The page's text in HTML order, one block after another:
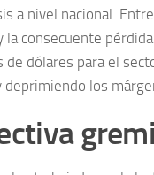
a nivel nacional.
la consecuente
dólares para el
los